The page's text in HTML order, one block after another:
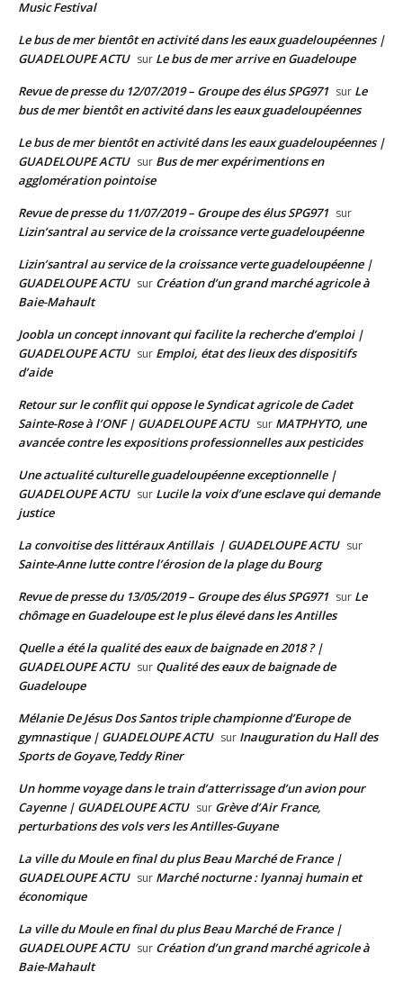
Music Festival
Le bus de mer bientôt en activité dans les eaux guadeloupéennes |
GUADELOUPE ACTU sur Le bus de mer arrive en Guadeloupe
Revue de presse du 12/07/2019 – Groupe des élus SPG971 sur Le
bus de mer bientôt en activité dans les eaux guadeloupéennes
Le bus de mer bientôt en activité dans les eaux guadeloupéennes |
GUADELOUPE ACTU sur Bus de mer expérimentions en
agglomération pointoise
Revue de presse du 11/07/2019 – Groupe des élus SPG971 sur
Lizin’santral au service de la croissance verte guadeloupéenne
Lizin’santral au service de la croissance verte guadeloupéenne |
GUADELOUPE ACTU sur Création d’un grand marché agricole à
Baie-Mahault
Joobla un concept innovant qui facilite la recherche d’emploi |
GUADELOUPE ACTU sur Emploi, état des lieux des dispositifs
d’aide
Retour sur le conflit qui oppose le Syndicat agricole de Cadet
Sainte-Rose à l’ONF | GUADELOUPE ACTU sur MATPHYTO, une
avancée contre les expositions professionnelles aux pesticides
Une actualité culturelle guadeloupéenne exceptionnelle |
GUADELOUPE ACTU sur Lucile la voix d’une esclave qui demande
justice
La convoitise des littéraux Antillais | GUADELOUPE ACTU sur
Sainte-Anne lutte contre l’érosion de la plage du Bourg
Revue de presse du 13/05/2019 – Groupe des élus SPG971 sur Le
chômage en Guadeloupe est le plus élevé dans les Antilles
Quelle a été la qualité des eaux de baignade en 2018 ? |
GUADELOUPE ACTU sur Qualité des eaux de baignade de
Guadeloupe
Mélanie De Jésus Dos Santos triple championne d’Europe de
gymnastique | GUADELOUPE ACTU sur Inauguration du Hall des
Sports de Goyave,Teddy Riner
Un homme voyage dans le train d’atterrissage d’un avion pour
Cayenne | GUADELOUPE ACTU sur Grève d’Air France,
perturbations des vols vers les Antilles-Guyane
La ville du Moule en final du plus Beau Marché de France |
GUADELOUPE ACTU sur Marché nocturne : lyannaj humain et
économique
La ville du Moule en final du plus Beau Marché de France |
GUADELOUPE ACTU sur Création d’un grand marché agricole à
Baie-Mahault